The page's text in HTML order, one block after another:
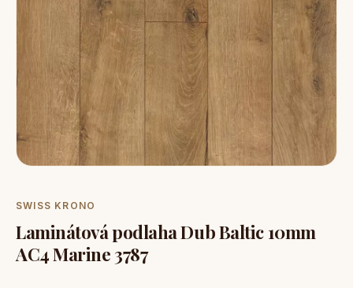
SWISS KRONO
Laminátová podlaha Dub Baltic 10mm
AC4 Marine 3787